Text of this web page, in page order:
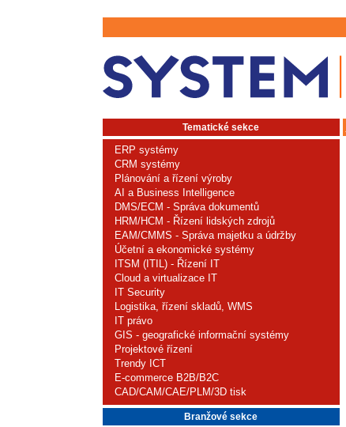
Tematické sekce
ERP systémy
CRM systémy
Plánování a řízení výroby
AI a Business Intelligence
DMS/ECM - Správa dokumentů
HRM/HCM - Řízení lidských zdrojů
EAM/CMMS - Správa majetku a údržby
Účetní a ekonomické systémy
ITSM (ITIL) - Řízení IT
Cloud a virtualizace IT
IT Security
Logistika, řízení skladů, WMS
IT právo
GIS - geografické informační systémy
Projektové řízení
Trendy ICT
E-commerce B2B/B2C
CAD/CAM/CAE/PLM/3D tisk
Branžové sekce